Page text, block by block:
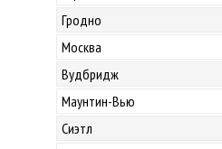
Гродно
Москва
Вудбридж
Маунтин-Вью
Сиэтл